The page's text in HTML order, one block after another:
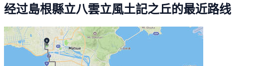
经过島根縣立八雲立風土記之丘的最近路线